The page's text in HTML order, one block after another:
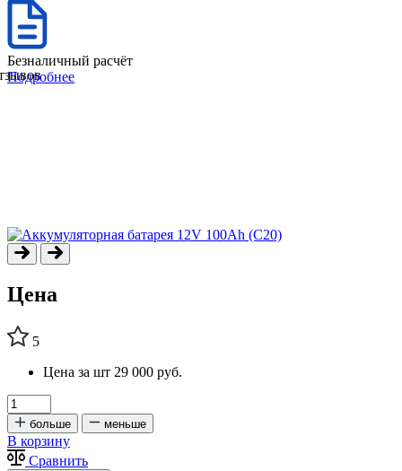
Безналичный расчёт
Подробнее
Цена
5
Цена за шт 29 000 руб.
больше меньше
В корзину
Сравнить